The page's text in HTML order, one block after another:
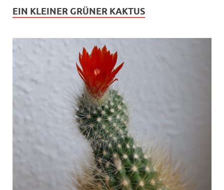
EIN KLEINER GRÜNER KAKTUS